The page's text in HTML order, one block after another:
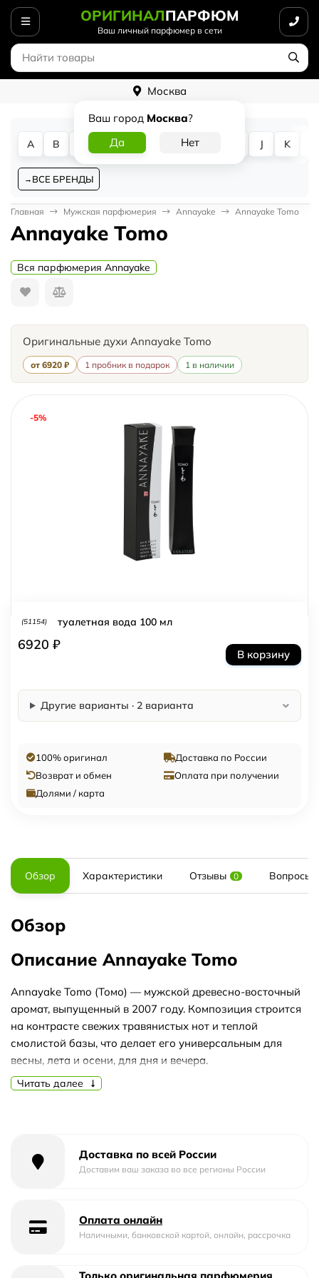
ОРИГИНАЛПАРФЮМ
Ваш личный парфюмер в сети
Москва
Ваш город Москва?
A B D G J K
ВСЕ БРЕНДЫ
Главная Мужская парфюмерия Annayake Annayake Tomo
Annayake Tomo
Вся парфюмерия Annayake
Оригинальные духи Annayake Tomo
от 6920 ₽ 1 пробник в подарок 1 в наличии
-5%
(51154) туалетная вода 100 мл
6920 ₽
В корзину
Другие варианты · 2 варианта
100% оригинал
Доставка по России
Возврат и обмен
Оплата при получении
Долями / карта
Обзор Характеристики Отзывы 0 Вопросы
Обзор
Описание Annayake Tomo
Annayake Tomo (Томо) — мужской древесно-восточный
аромат, выпущенный в 2007 году. Композиция строится
на контрасте свежих травянистых нот и теплой
смолистой базы, что делает его универсальным для
весны, лета и осени, для дня и вечера.
Аромат открывается лавандой, цитрусами и
бензоина, тонка-бобов, лабданума и черного мускуса
создает теплый, слегка сладковатый и шлейф.
а также для вечерних выходов. При выборе формата
Читать далее
Доставка по всей России
Доставим ваш заказа во все регионы России
Оплата онлайн
Наличными, банковской картой, онлайн, рассрочка